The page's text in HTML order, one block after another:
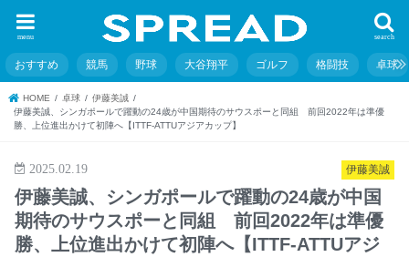
search
menu
おすすめ 競馬 野球 大谷翔平 ゴルフ 格闘技 卓球
HOME 卓球
伊藤美誠
伊藤美誠、シンガポールで躍動の24歳が中国期待のサウスポーと同組 前回2022年は準優
勝、上位進出かけて初陣へ【ITTF-ATTUアジアカップ】
伊藤美誠
2025.02.19
伊藤美誠、シンガポールで躍動の24歳が中国
期待のサウスポーと同組 前回2022年は準優
勝、上位進出かけて初陣へ【ITTF-ATTUアジ